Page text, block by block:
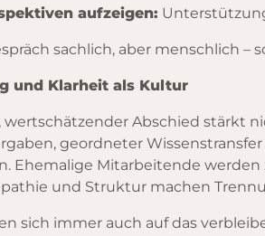
aufzeigen:
sachlich, aber menschlich –
und Klarheit als Kultur
Abschied stärkt
geordneter
Ehemalige Mitarbeitende
und Struktur machen
sich immer auch auf das